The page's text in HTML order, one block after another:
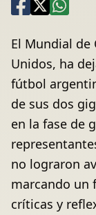
El Mundial de
Unidos, ha
fútbol
de sus dos
en la fase de
no lograron
marcando un
críticas y